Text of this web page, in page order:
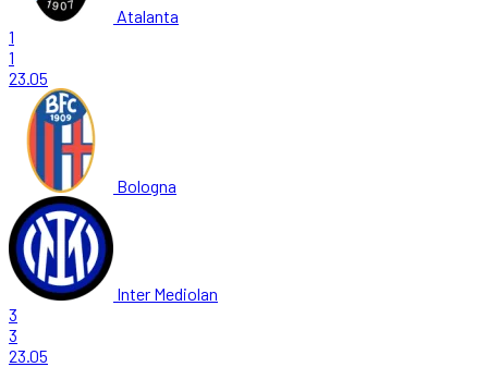
Atalanta
1
1
23.05
Bologna
Inter Mediolan
3
3
23.05